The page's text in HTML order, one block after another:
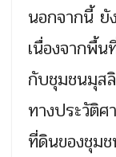
นอกจากนี้ ยั
เนื่องจากพื้น
กับชุมชนมุส
ทางประวัติศ
ที่ดินของชุม